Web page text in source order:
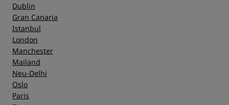
Dublin
Gran Canaria
Istanbul
London
Manchester
Mailand
Neu-Delhi
Oslo
Paris